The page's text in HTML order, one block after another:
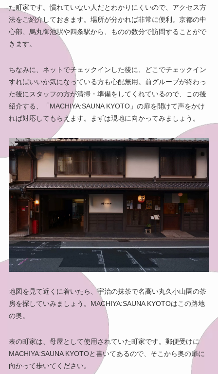
た町家です。慣れていない人だとわかりにくいので、アクセス方
法をご紹介しておきます。場所が分かれば非常に便利。京都の中
心部、烏丸御池駅や四条駅から、ものの数分で訪問することがで
きます。
ちなみに、ネットでチェックインした後に、どこでチェックイン
すればいいか気になっている方も心配無用。前グループが終わっ
た後にスタッフの方が清掃・準備をしてくれているので、この後
紹介する、「MACHIYA:SAUNA KYOTO」の扉を開けて声をかけ
れば対応してもらえます。まずは現地に向かってみましょう。
地図を見て近くに着いたら、宇治の抹茶で名高い丸久小山園の茶
房を探していみましょう。MACHIYA:SAUNA KYOTOはこの路地
の奥。
表の町家は、母屋として使用されていた町家です。郵便受けに
MACHIYA:SAUNA KYOTOと書いてあるので、そこから奥の扉に
向かって歩いてください。